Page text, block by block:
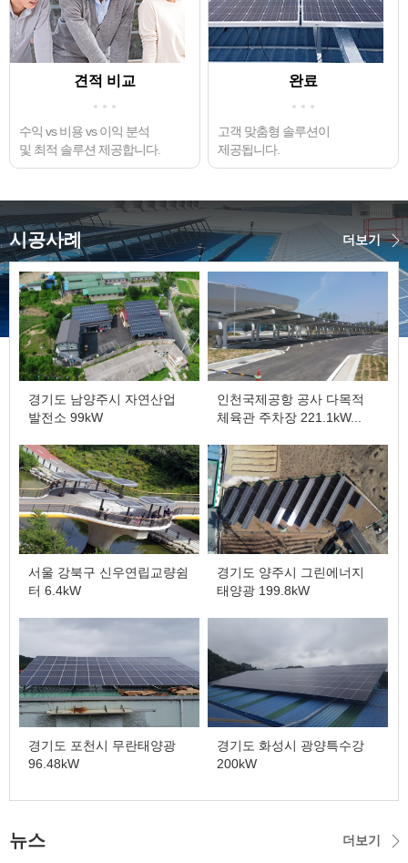
견적 비교
수익 vs 비용 vs 이익 분석
및 최적 솔루션 제공합니다.
완료
고객 맞춤형 솔루션이
제공됩니다.
시공사례 더보기
경기도 남양주시 자연산업
발전소 99kW
인천국제공항 공사 다목적
체육관 주차장 221.1kW...
서울 강북구 신우연립교량쉼
터 6.4kW
경기도 양주시 그린에너지
태양광 199.8kW
경기도 포천시 무란태양광
96.48kW
경기도 화성시 광양특수강
200kW
뉴스 더보기